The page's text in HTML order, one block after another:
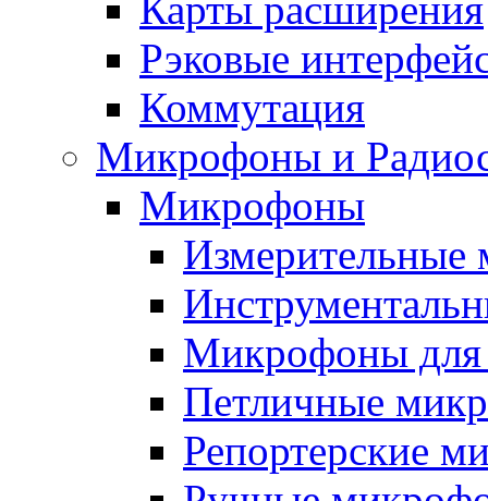
Карты расширения
Рэковые
Коммутация
Микрофоны и
Микрофоны
Микрофоны для
Петличные
Репортерские